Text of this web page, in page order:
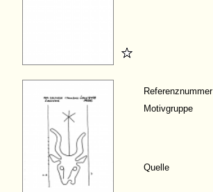
Referenznummer
Motivgruppe
Quelle